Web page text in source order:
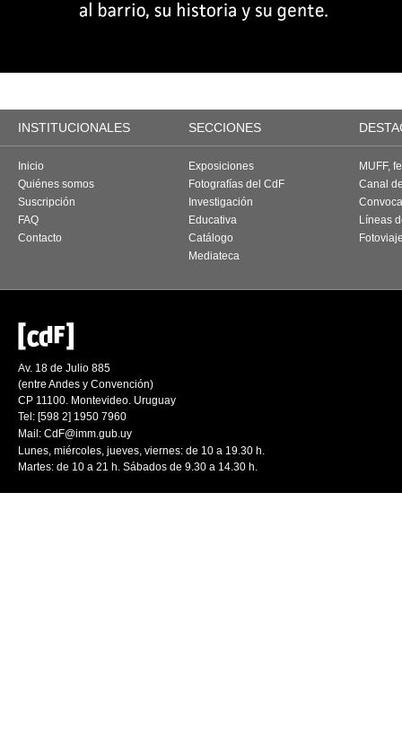
INSTITUCIONALES SECCIONES
Inicio
Quiénes somos
Suscripción
FAQ
Contacto
Exposiciones
Fotografías del CdF
Investigación
Educativa
Catálogo
Mediateca
MUFF,
Canal
Líneas
Av. 18 de Julio 885
(entre Andes y Convención)
CP 11100. Montevideo. Uruguay
Tel: [598 2] 1950 7960
Mail: CdF@imm.gub.uy
Lunes, miércoles, jueves, viernes: de 10 a 19.30 h.
Martes: de 10 a 21 h. Sábados de 9.30 a 14.30 h.